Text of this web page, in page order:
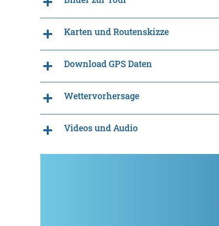
Karten und Routenskizze
Download GPS Daten
Wettervorhersage
Videos und Audio